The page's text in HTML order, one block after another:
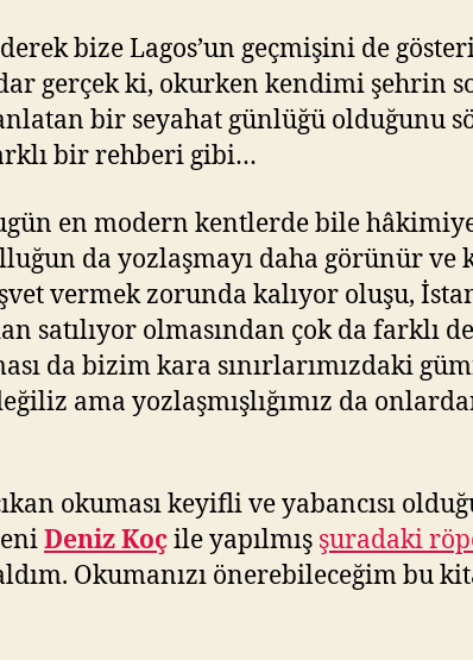
bize Lagos’un geçmişini de
gerçek ki, okurken kendimi şehrin
bir seyahat günlüğü olduğunu
bir rehberi gibi…
en modern kentlerde bile
da yozlaşmayı daha görünür ve
vermek zorunda kalıyor oluşu,
satılıyor olmasından çok da farklı
da bizim kara sınırlarımızdaki
ama yozlaşmışlığımız da
okuması keyifli ve yabancısı
Deniz Koçile yapılmış şuradaki
Okumanızı önerebileceğim bu